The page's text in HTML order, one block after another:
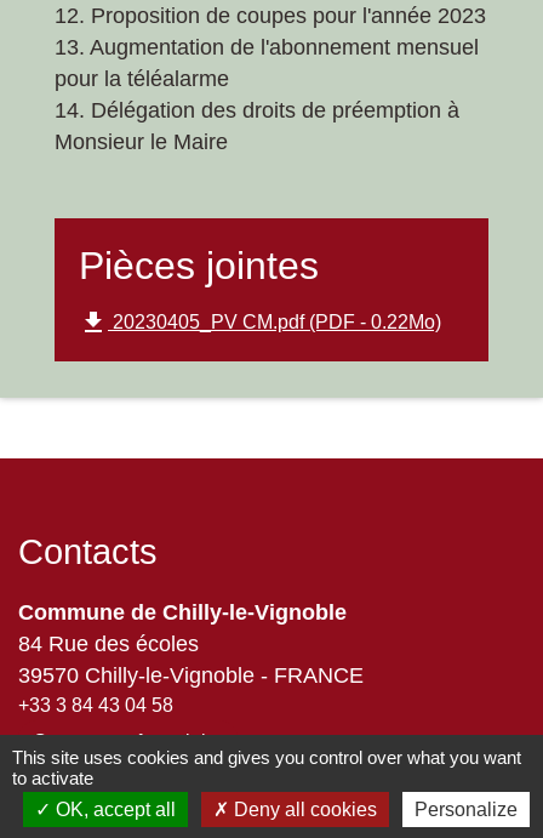
12. Proposition de coupes pour l'année 2023
13. Augmentation de l'abonnement mensuel
pour la téléalarme
14. Délégation des droits de préemption à
Monsieur le Maire
Pièces jointes
file_download 20230405_PV CM.pdf (PDF - 0.22Mo)
Contacts
Commune de Chilly-le-Vignoble
84 Rue des écoles
39570 Chilly-le-Vignoble - FRANCE
+33 3 84 43 04 58
Contact par formulaire
This site uses cookies and gives you control over what you want
to activate
OK, accept all
Deny all cookies Personalize